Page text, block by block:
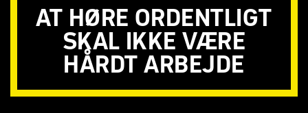
AT HØRE ORDENTLIGT
SKAL IKKE VÆRE
HÅRDT ARBEJDE